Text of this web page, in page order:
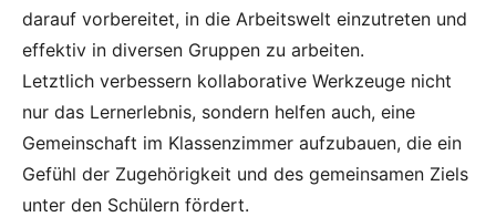
darauf vorbereitet, in die Arbeitswelt einzutreten und
effektiv in diversen Gruppen zu arbeiten.
Letztlich verbessern kollaborative Werkzeuge nicht
nur das Lernerlebnis, sondern helfen auch, eine
Gemeinschaft im Klassenzimmer aufzubauen, die ein
Gefühl der Zugehörigkeit und des gemeinsamen Ziels
unter den Schülern fördert.